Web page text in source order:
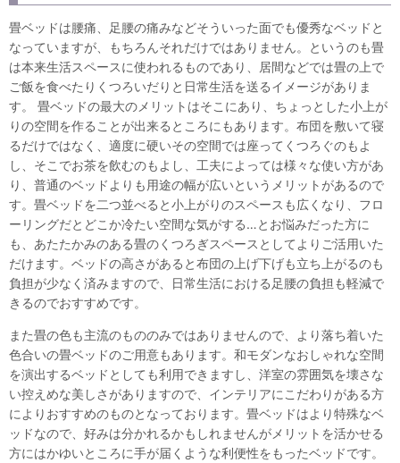
畳ベッドは腰痛、足腰の痛みなどそういった面でも優秀なベッドと
なっていますが、もちろんそれだけではありません。というのも畳
は本来生活スペースに使われるものであり、居間などでは畳の上で
ご飯を食べたりくつろいだりと日常生活を送るイメージがありま
す。 畳ベッドの最大のメリットはそこにあり、ちょっとした小上が
りの空間を作ることが出来るところにもあります。布団を敷いて寝
るだけではなく、適度に硬いその空間では座ってくつろぐのもよ
し、そこでお茶を飲むのもよし、工夫によっては様々な使い方があ
り、普通のベッドよりも用途の幅が広いというメリットがあるので
す。畳ベッドを二つ並べると小上がりのスペースも広くなり、フロ
ーリングだとどこか冷たい空間な気がする…とお悩みだった方に
も、あたたかみのある畳のくつろぎスペースとしてよりご活用いた
だけます。ベッドの高さがあると布団の上げ下げも立ち上がるのも
負担が少なく済みますので、日常生活における足腰の負担も軽減で
きるのでおすすめです。
また畳の色も主流のもののみではありませんので、より落ち着いた
色合いの畳ベッドのご用意もあります。和モダンなおしゃれな空間
を演出するベッドとしても利用できますし、洋室の雰囲気を壊さな
い控えめな美しさがありますので、インテリアにこだわりがある方
によりおすすめのものとなっております。畳ベッドはより特殊なベ
ッドなので、好みは分かれるかもしれませんがメリットを活かせる
方にはかゆいところに手が届くような利便性をもったベッドです。